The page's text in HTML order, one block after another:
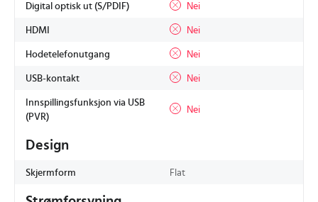
Digital optisk ut (S/PDIF) Nei
HDMI Nei
Hodetelefonutgang Nei
USB-kontakt Nei
Innspillingsfunksjon via USB
(PVR)
Nei
Design
Skjermform Flat